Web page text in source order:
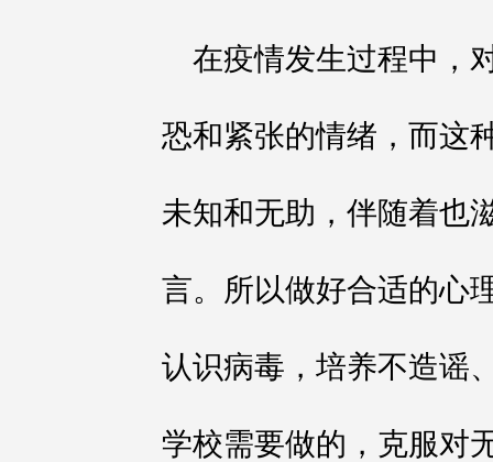
在疫情发生过程中，
恐和紧张的情绪，而这
未知和无助，伴随着也
言。所以做好合适的心
认识病毒，培养不造谣
学校需要做的，克服对